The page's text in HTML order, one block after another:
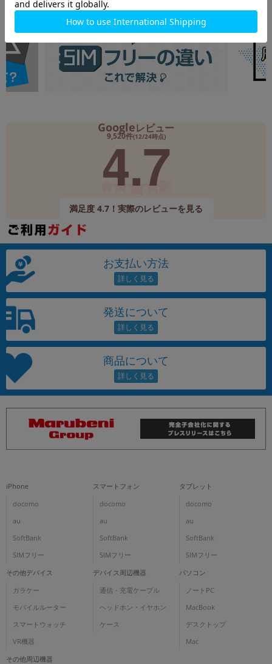
Googleレビュー
9,520件(12/24時点)
4.7
満足度 4.7！実際のレビューを見る
お支払い方法
発送について
商品について
iPhone
docomo
au
SoftBank
SIMフリー
スマートフォン
docomo
au
SoftBank
SIMフリー
タブレット
docomo
au
SoftBank
SIMフリー
その他デバイス
ガラケー
モバイルルーター
スマートウォッチ
VR機器
デバイス周辺機器
通信・充電ケーブル
ヘッドホン・イヤホン
ケース
パソコン
ノートPC
MacBook
デスクトップ
Mac
その他周辺機器